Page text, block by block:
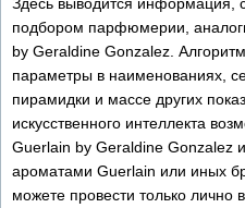
подбором парфюмерии,
by Geraldine Gonzalez.
параметры в наименованиях,
пирамидки и массе других
искусственного интеллекта
Guerlain by Geraldine Gonzalez
ароматами Guerlain или иных
можете провести только лично